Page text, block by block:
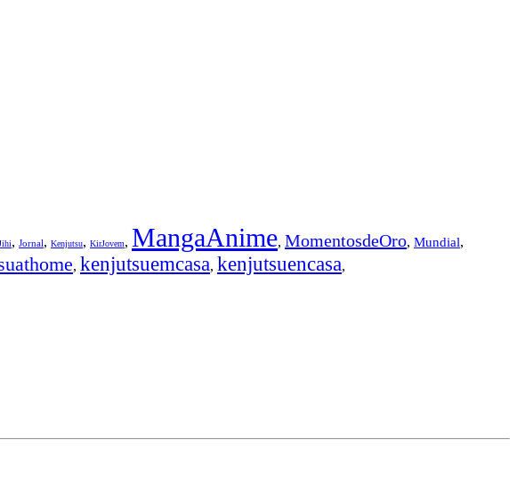
, Jornal, Kenjutsu, KirJovem, MangaAnime, MomentosdeOro, Mundial,
, kenjutsuemcasa, kenjutsuencasa,